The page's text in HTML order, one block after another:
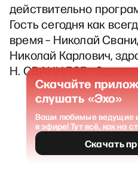
действительно
Гость сегодня как
время – Николай
Николай Карлович,
Н. СВАНИДЗЕ -
Скачайте
слушать «Эхо»
Ваши любимые ведущие
в эфире! Тут всё, как на
Скачать